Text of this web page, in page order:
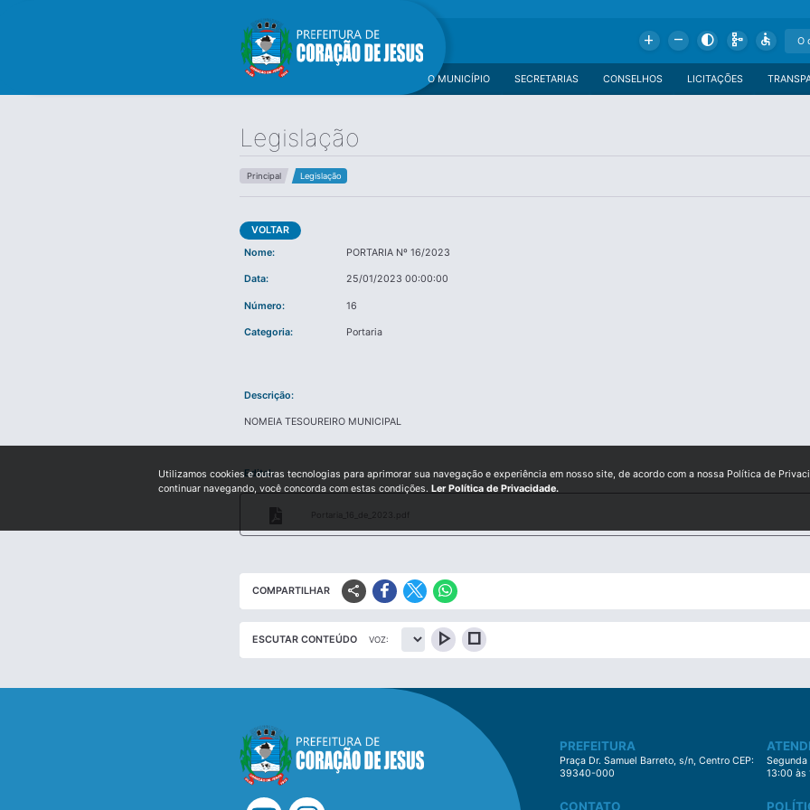
Add Remove Contrast Schema Accessible
LICITAÇÕES
CONSELHOS
SECRETARIAS
O MUNICÍPIO
Legislação
Principal Legislação
VOLTAR
Nome:
PORTARIA Nº 16/2023
Data: 25/01/2023 00:00:00
Número: 16
Categoria: Portaria
Descrição:
NOMEIA TESOUREIRO MUNICIPAL
Edital:
Portaria_16_de_2023.pdf
COMPARTILHAR share
ESCUTAR CONTEÚDO VOZ: play_arrow stop
PREFEITURA
Praça Dr. Samuel Barreto, s/n, Centro CEP:
39340-000
Segunda
13:00 às
CONTATO
Utilizamos cookies e outras tecnologias para aprimorar sua navegação e experiência em nosso site, de acordo com a nossa Política de
continuar navegando, você concorda com estas condições. Ler Política de Privacidade.